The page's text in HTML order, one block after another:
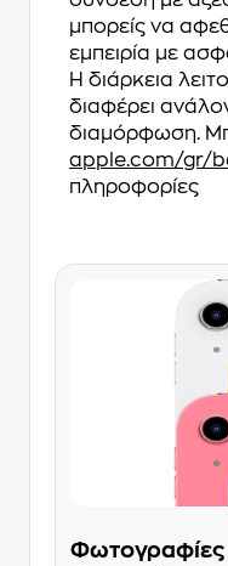
μπορείς να
εμπειρία με
Η διάρκεια
διαφέρει
διαμόρφωση.
apple.com/gr/
πληροφορίες
Φωτογραφίες